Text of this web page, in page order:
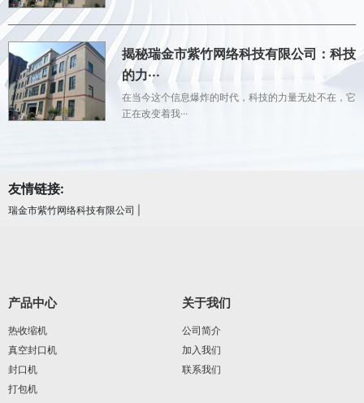
揭秘瑞金市紫竹网络科技有限公司：科技
的力···
在当今这个信息爆炸的时代，科技的力量无处不在，它
正在改变着我···
友情链接:
瑞金市紫竹网络科技有限公司
产品中心
热收缩机
真空封口机
封口机
打包机
关于我们
公司简介
加入我们
联系我们